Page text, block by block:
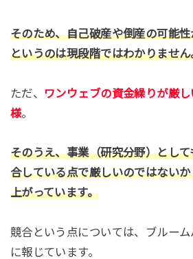
そのため、自己破産や倒産の可能
というのは現段階ではわかりません
ただ、
ワンウェブの資金繰りが厳
様。
そのうえ、事業（研究分野）とし
合している点で厳しいのではない
上がっています。
競合という点については、ブルー
に報じています。